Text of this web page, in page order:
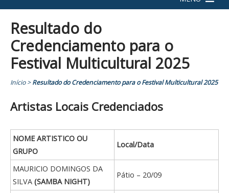
Resultado do
Credenciamento para o
Festival Multicultural 2025
Início>Resultado do Credenciamento para o Festival Multicultural 2025
Artistas Locais Credenciados
NOME ARTISTICO OU
GRUPO
Local/Data
MAURICIO DOMINGOS DA
SILVA(SAMBA NIGHT)
Pátio – 20/09